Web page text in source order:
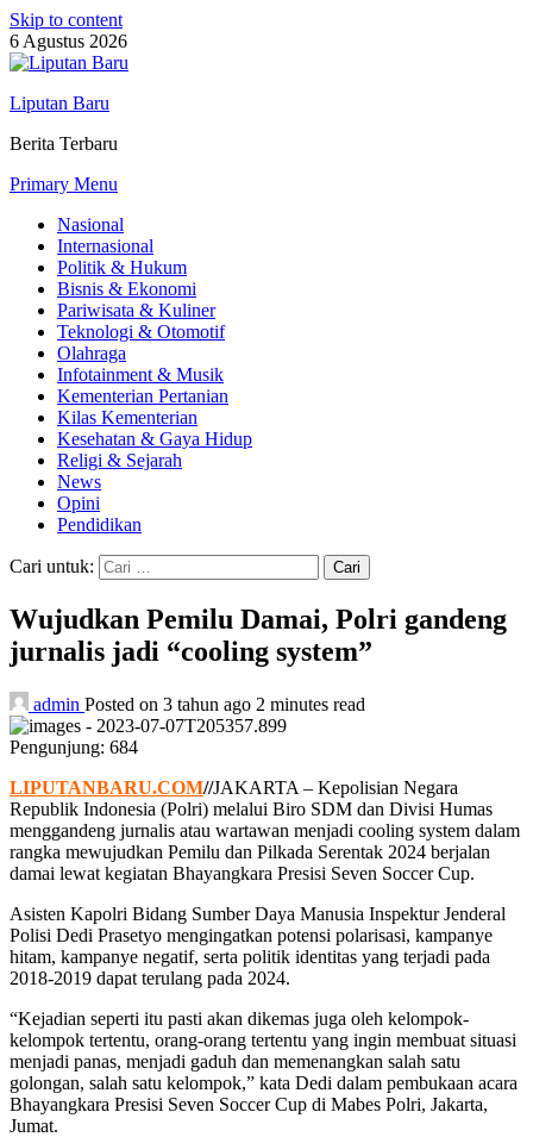
Skip to content
6 Agustus 2026
Liputan Baru
Berita Terbaru
Primary Menu
Nasional
Internasional
Politik & Hukum
Bisnis & Ekonomi
Pariwisata & Kuliner
Teknologi & Otomotif
Olahraga
Infotainment & Musik
Kementerian Pertanian
Kilas Kementerian
Kesehatan & Gaya Hidup
Religi & Sejarah
News
Opini
Pendidikan
Cari untuk:
Wujudkan Pemilu Damai, Polri gandeng
jurnalis jadi “cooling system”
admin Posted on 3 tahun ago 2 minutes read
Pengunjung: 684
LIPUTANBARU.COM//JAKARTA – Kepolisian Negara
Republik Indonesia (Polri) melalui Biro SDM dan Divisi Humas
menggandeng jurnalis atau wartawan menjadi cooling system dalam
rangka mewujudkan Pemilu dan Pilkada Serentak 2024 berjalan
damai lewat kegiatan Bhayangkara Presisi Seven Soccer Cup.
Asisten Kapolri Bidang Sumber Daya Manusia Inspektur Jenderal
Polisi Dedi Prasetyo mengingatkan potensi polarisasi, kampanye
hitam, kampanye negatif, serta politik identitas yang terjadi pada
2018-2019 dapat terulang pada 2024.
“Kejadian seperti itu pasti akan dikemas juga oleh kelompok-
kelompok tertentu, orang-orang tertentu yang ingin membuat situasi
menjadi panas, menjadi gaduh dan memenangkan salah satu
golongan, salah satu kelompok,” kata Dedi dalam pembukaan acara
Bhayangkara Presisi Seven Soccer Cup di Mabes Polri, Jakarta,
Jumat.